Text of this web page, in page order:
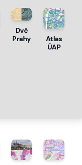
Dvě
Prahy
Atlas
ÚAP